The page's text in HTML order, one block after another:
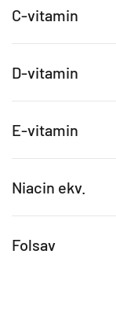
C-vitamin
D-vitamin
E-vitamin
Niacin ekv.
Folsav